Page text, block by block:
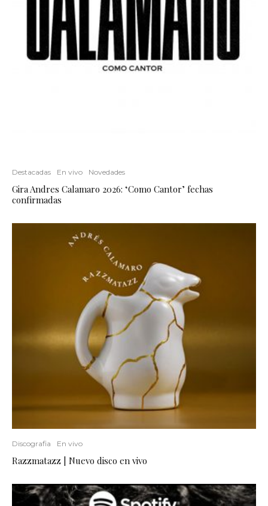
Destacadas En vivo Novedades
Gira Andres Calamaro 2026: ‘Como Cantor’ fechas
confirmadas
Discografia En vivo
Razzmatazz | Nuevo disco en vivo